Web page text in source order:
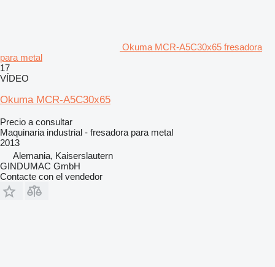
Okuma MCR-A5C30x65 fresadora
para metal
17
VÍDEO
Okuma MCR-A5C30x65
Precio a consultar
Maquinaria industrial - fresadora para metal
2013
Alemania, Kaiserslautern
GINDUMAC GmbH
Contacte con el vendedor